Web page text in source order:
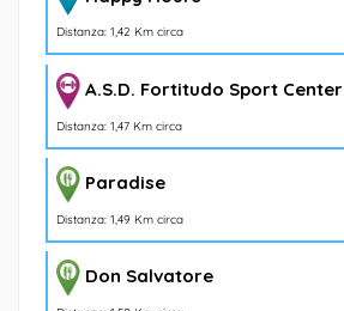
Distanza: 1,42 Km circa
A.S.D. Fortitudo Sport Center
Distanza: 1,47 Km circa
Paradise
Distanza: 1,49 Km circa
Don Salvatore